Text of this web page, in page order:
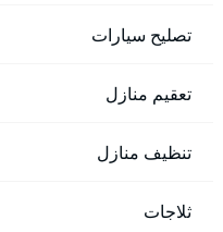
تصليح سيارات
تعقيم منازل
تنظيف منازل
ثلاجات